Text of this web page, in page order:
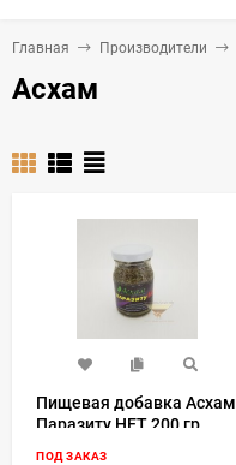
Главная Производители
Асхам
Пищевая добавка Acхам
Паразиту НЕТ 200 гр
ПОД ЗАКАЗ